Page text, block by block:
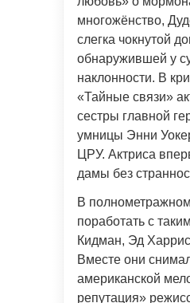
многожёнство,
слегка чокнутой
обнаружившей у
наклонности. В
«Тайные связи»
сестры главной
умницы Энни
ЦРУ. Актриса
дамы без
В
поработать с
Кидман, Эд
Вместе они
американской
репутация»